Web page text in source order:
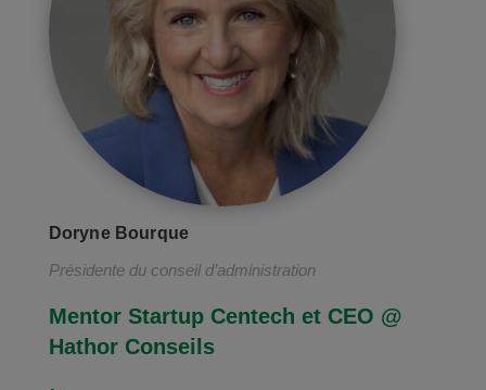
Doryne Bourque
Présidente du conseil d’administration
Mentor Startup Centech et CEO @
Hathor Conseils